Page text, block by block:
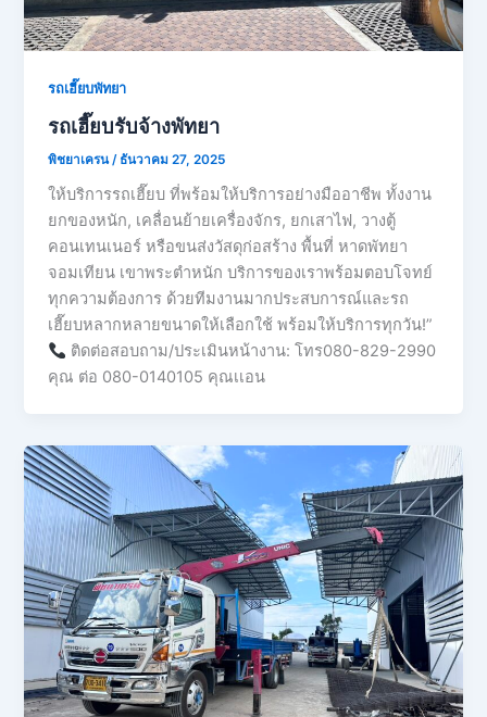
รถเฮี๊ยบพัทยา
รถเฮี๊ยบรับจ้างพัทยา
พิชยาเครน / ธันวาคม 27, 2025
ให้บริการรถเฮี๊ยบ ที่พร้อมให้บริการอย่างมืออาชีพ ทั้งงาน
ยกของหนัก, เคลื่อนย้ายเครื่องจักร, ยกเสาไฟ, วางตู้
คอนเทนเนอร์ หรือขนส่งวัสดุก่อสร้าง พื้นที่ หาดพัทยา
จอมเทียน เขาพระตำหนัก บริการของเราพร้อมตอบโจทย์
ทุกความต้องการ ด้วยทีมงานมากประสบการณ์และรถ
เฮี๊ยบหลากหลายขนาดให้เลือกใช้ พร้อมให้บริการทุกวัน!”
ติดต่อสอบถาม/ประเมินหน้างาน: โทร080-829-2990
คุณ ต่อ 080-0140105 คุณเเอน